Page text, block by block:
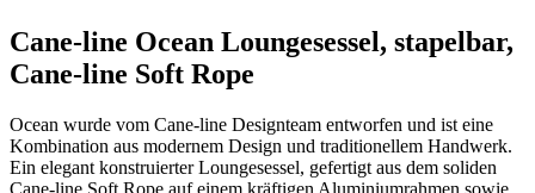
Cane-line Ocean Loungesessel, stapelbar,
Cane-line Soft Rope
Ocean wurde vom Cane-line Designteam entworfen und ist eine
Kombination aus modernem Design und traditionellem Handwerk.
Ein elegant konstruierter Loungesessel, gefertigt aus dem soliden
Cane-line Soft Rope auf einem kräftigen Aluminiumrahmen sowie